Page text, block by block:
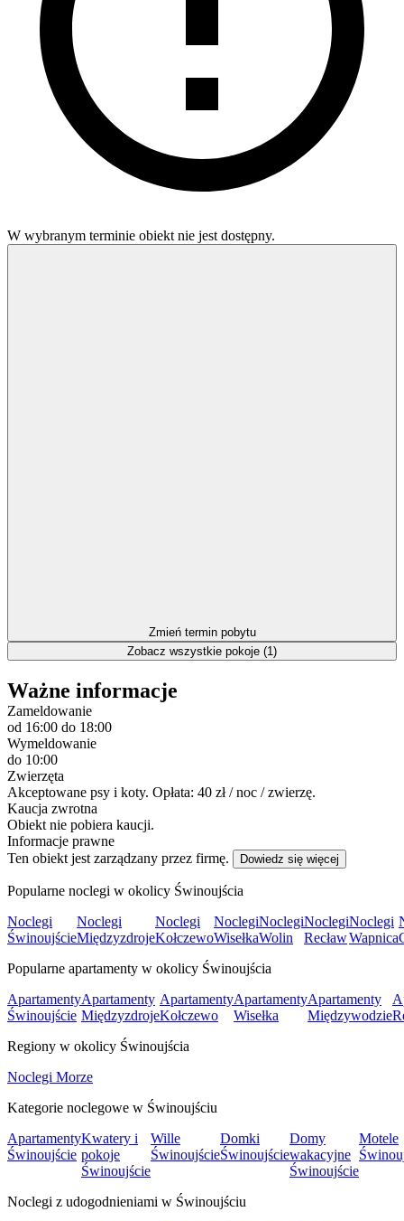
W wybranym terminie obiekt nie jest dostępny.
Zmień termin pobytu
Zobacz wszystkie pokoje (1)
Ważne informacje
Zameldowanie
od 16:00 do 18:00
Wymeldowanie
do 10:00
Zwierzęta
Akceptowane psy i koty. Opłata: 40 zł / noc / zwierzę.
Kaucja zwrotna
Obiekt nie pobiera kaucji.
Informacje prawne
Ten obiekt jest zarządzany przez firmę.
Dowiedz się więcej
Popularne noclegi w okolicy Świnoujścia
Noclegi
Świnoujście
Noclegi
Międzyzdroje
Noclegi
Kołczewo
Noclegi
Wisełka
Noclegi
Wolin
Noclegi
Recław
Noclegi
Wapnica
Popularne apartamenty w okolicy Świnoujścia
Apartamenty
Świnoujście
Apartamenty
Międzyzdroje
Apartamenty
Kołczewo
Apartamenty
Wisełka
Apartamenty
Międzywodzie
Regiony w okolicy Świnoujścia
Noclegi Morze
Kategorie noclegowe w Świnoujściu
Apartamenty
Świnoujście
Kwatery i
pokoje
Świnoujście
Wille
Świnoujście
Domki
Świnoujście
Domy
wakacyjne
Świnoujście
Motele
Noclegi z udogodnieniami w Świnoujściu